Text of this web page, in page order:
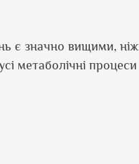
є значно вищими, ніж
метаболічні процеси